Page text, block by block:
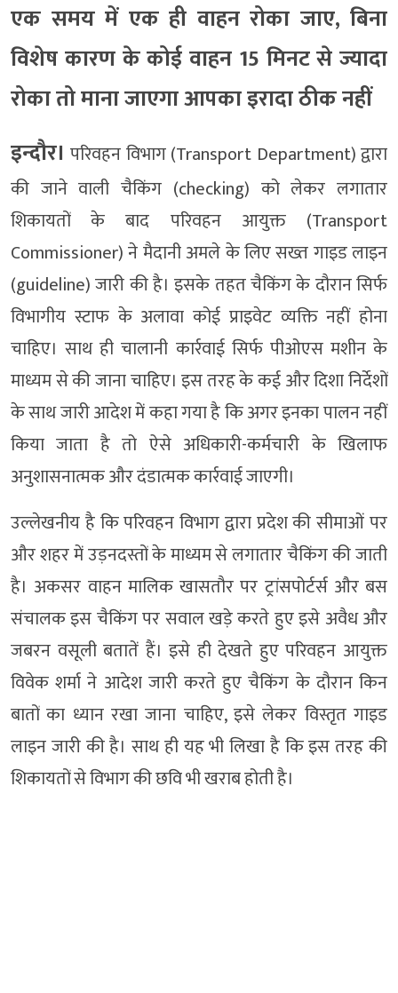
एक समय में एक ही वाहन रोका जाए, बिना
विशेष कारण के कोई वाहन 15 मिनट से ज्यादा
रोका तो माना जाएगा आपका इरादा ठीक नहीं
इन्दौर। परिवहन विभाग (Transport Department) द्वारा
की जाने वाली चैकिंग (checking) को लेकर लगातार
शिकायतों के बाद परिवहन आयुक्त (Transport
Commissioner) ने मैदानी अमले के लिए सख्त गाइड लाइन
(guideline) जारी की है। इसके तहत चैकिंग के दौरान सिर्फ
विभागीय स्टाफ के अलावा कोई प्राइवेट व्यक्ति नहीं होना
चाहिए। साथ ही चालानी कार्रवाई सिर्फ पीओएस मशीन के
माध्यम से की जाना चाहिए। इस तरह के कई और दिशा निर्देशों
के साथ जारी आदेश में कहा गया है कि अगर इनका पालन नहीं
किया जाता है तो ऐसे अधिकारी-कर्मचारी के खिलाफ
अनुशासनात्मक और दंडात्मक कार्रवाई जाएगी।
उल्लेखनीय है कि परिवहन विभाग द्वारा प्रदेश की सीमाओं पर
और शहर में उड़नदस्तों के माध्यम से लगातार चैकिंग की जाती
है। अकसर वाहन मालिक खासतौर पर ट्रांसपोर्टर्स और बस
संचालक इस चैकिंग पर सवाल खड़े करते हुए इसे अवैध और
जबरन वसूली बतातें हैं। इसे ही देखते हुए परिवहन आयुक्त
विवेक शर्मा ने आदेश जारी करते हुए चैकिंग के दौरान किन
बातों का ध्यान रखा जाना चाहिए, इसे लेकर विस्तृत गाइड
लाइन जारी की है। साथ ही यह भी लिखा है कि इस तरह की
शिकायतों से विभाग की छवि भी खराब होती है।